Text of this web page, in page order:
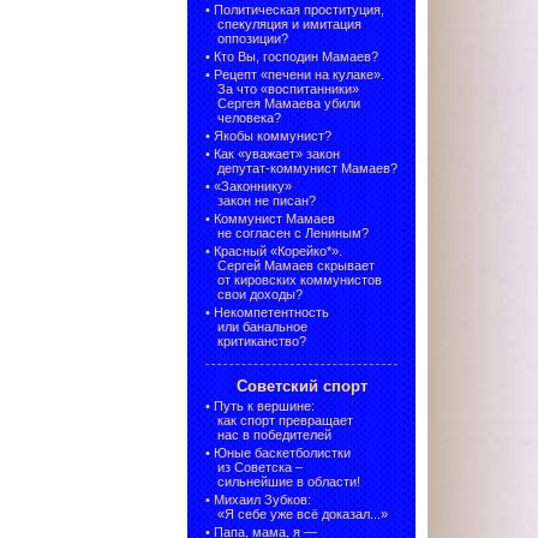
• Политическая проституция,
спекуляция и имитация
оппозиции?
• Кто Вы, господин Мамаев?
• Рецепт «печени на кулаке».
За что «воспитанники»
Сергея Мамаева убили
человека?
• Якобы коммунист?
• Как «уважает» закон
депутат-коммунист Мамаев?
• «Законнику»
закон не писан?
• Коммунист Мамаев
не согласен с Лениным?
• Красный «Корейко*».
Сергей Мамаев скрывает
от кировских коммунистов
свои доходы?
• Некомпетентность
или банальное
критиканство?
Советский спорт
• Путь к вершине:
как спорт превращает
нас в победителей
• Юные баскетболистки
из Советска –
сильнейшие в области!
• Михаил Зубков:
«Я себе уже всё доказал...»
• Папа, мама, я —